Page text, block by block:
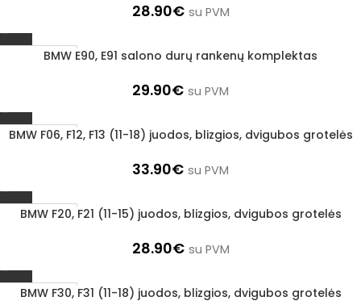
28.90€ su PVM
1–3 d. d.
BMW E90, E91 salono durų rankenų komplektas
29.90€ su PVM
1–3 d. d.
BMW F06, F12, F13 (11-18) juodos, blizgios, dvigubos grotelės
33.90€ su PVM
1–3 d. d.
BMW F20, F21 (11-15) juodos, blizgios, dvigubos grotelės
28.90€ su PVM
1–3 d. d.
BMW F30, F31 (11-18) juodos, blizgios, dvigubos grotelės